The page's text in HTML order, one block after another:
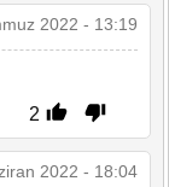
2022 - 13:19
2
2022 - 18:04